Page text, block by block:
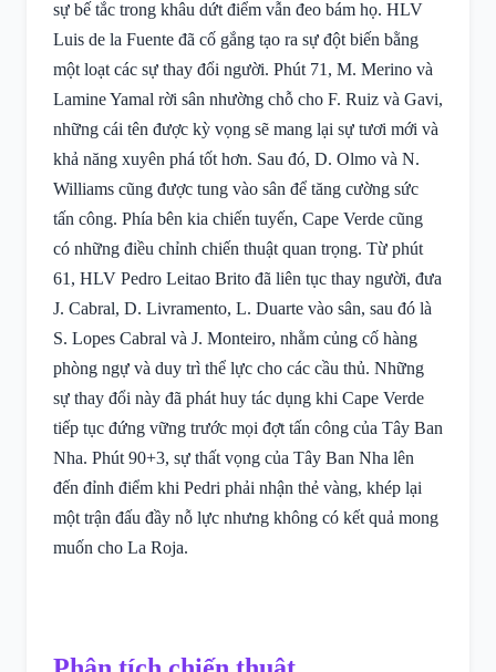
sự bế tắc trong khâu dứt điểm vẫn đeo bám họ. HLV
Luis de la Fuente đã cố gắng tạo ra sự đột biến bằng
một loạt các sự thay đổi người. Phút 71, M. Merino và
Lamine Yamal rời sân nhường chỗ cho F. Ruiz và Gavi,
những cái tên được kỳ vọng sẽ mang lại sự tươi mới và
khả năng xuyên phá tốt hơn. Sau đó, D. Olmo và N.
Williams cũng được tung vào sân để tăng cường sức
tấn công. Phía bên kia chiến tuyến, Cape Verde cũng
có những điều chỉnh chiến thuật quan trọng. Từ phút
61, HLV Pedro Leitao Brito đã liên tục thay người, đưa
J. Cabral, D. Livramento, L. Duarte vào sân, sau đó là
S. Lopes Cabral và J. Monteiro, nhằm củng cố hàng
phòng ngự và duy trì thể lực cho các cầu thủ. Những
sự thay đổi này đã phát huy tác dụng khi Cape Verde
tiếp tục đứng vững trước mọi đợt tấn công của Tây Ban
Nha. Phút 90+3, sự thất vọng của Tây Ban Nha lên
đến đỉnh điểm khi Pedri phải nhận thẻ vàng, khép lại
một trận đấu đầy nỗ lực nhưng không có kết quả mong
muốn cho La Roja.